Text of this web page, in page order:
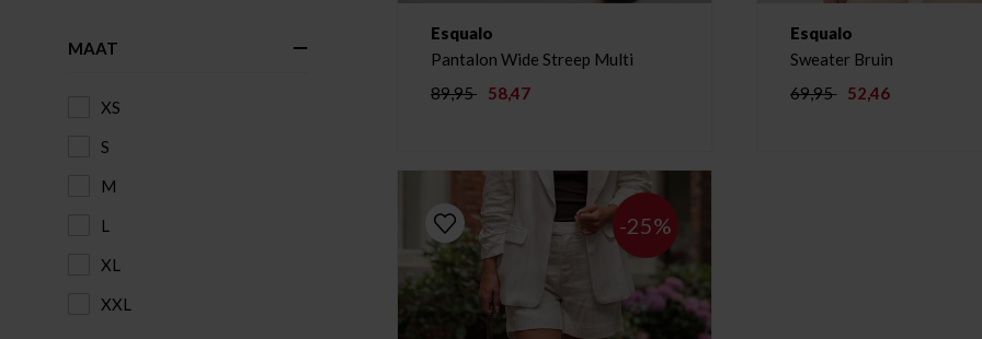
MAAT
XS
S
M
L
XL
XXL
Esqualo
Pantalon Wide Streep Multi
89,95
58,47
Esqualo
Sweater Bruin
69,95
52,46
-25%